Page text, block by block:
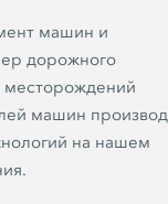
машин и
дорожного
месторождений
машин
на нашем